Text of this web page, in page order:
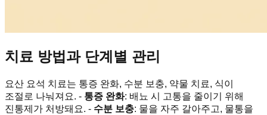
치료 방법과 단계별 관리
요산 요석 치료는 통증 완화, 수분 보충, 약물 치료, 식이
조절로 나눠져요. - 통증 완화: 배뇨 시 고통을 줄이기 위해
진통제가 처방돼요. - 수분 보충: 물을 자주 갈아주고, 물통을